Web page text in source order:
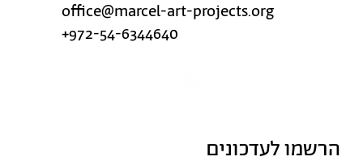
office@marcel-art-projects.org
+972-54-6344640
הרשמו לעדכונים